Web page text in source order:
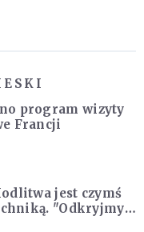
program wizyty
Francji
jest czymś
"Odkryjmy